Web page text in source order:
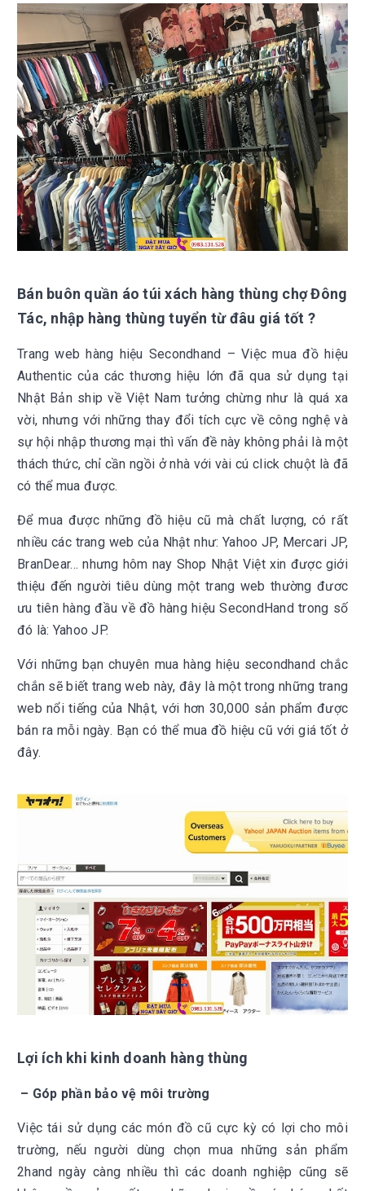
Bán buôn quần áo túi xách hàng thùng chợ Đông
Tác, nhập hàng thùng tuyển từ đâu giá tốt ?
Trang web hàng hiệu Secondhand – Việc mua đồ hiệu
Authentic của các thương hiệu lớn đã qua sử dụng tại
Nhật Bản ship về Việt Nam tưởng chừng như là quá xa
vời, nhưng với những thay đổi tích cực về công nghệ và
sự hội nhập thương mại thì vấn đề này không phải là một
thách thức, chỉ cần ngồi ở nhà với vài cú click chuột là đã
có thể mua được.
Để mua được những đồ hiệu cũ mà chất lượng, có rất
nhiều các trang web của Nhật như: Yahoo JP, Mercari JP,
BranDear… nhưng hôm nay Shop Nhật Việt xin được giới
thiệu đến người tiêu dùng một trang web thường đươc
ưu tiên hàng đầu về đồ hàng hiệu SecondHand trong số
đó là: Yahoo JP.
Với những bạn chuyên mua hàng hiệu secondhand chắc
chắn sẽ biết trang web này, đây là một trong những trang
web nổi tiếng của Nhật, với hơn 30,000 sản phẩm được
bán ra mỗi ngày. Bạn có thể mua đồ hiệu cũ với giá tốt ở
đây.
Lợi ích khi kinh doanh hàng thùng
– Góp phần bảo vệ môi trường
Việc tái sử dụng các món đồ cũ cực kỳ có lợi cho môi
trường, nếu người dùng chọn mua những sản phẩm
2hand ngày càng nhiều thì các doanh nghiệp cũng sẽ